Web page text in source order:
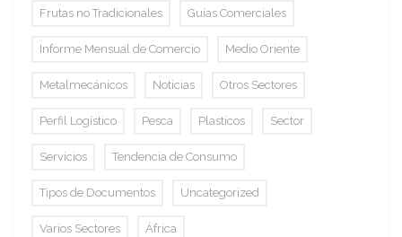
Frutas no Tradicionales Guías Comerciales
Informe Mensual de Comercio Medio Oriente
Metalmecánicos Noticias Otros Sectores
Perfil Logístico Pesca Plasticos Sector
Servicios Tendencia de Consumo
Tipos de Documentos Uncategorized
Varios Sectores África